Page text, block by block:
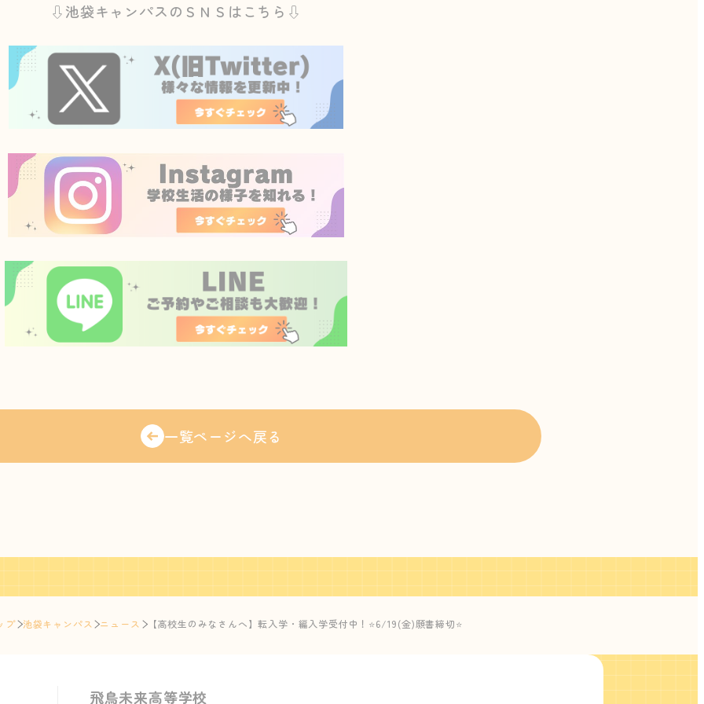
⇩池袋キャンパスのＳＮＳはこちら⇩
一覧ページへ戻る
プ 池袋キャンパス ニュース 【高校生のみなさんへ】転入学・編入学受付中！⭐6/19(金)願書締切⭐
飛鳥未来高等学校